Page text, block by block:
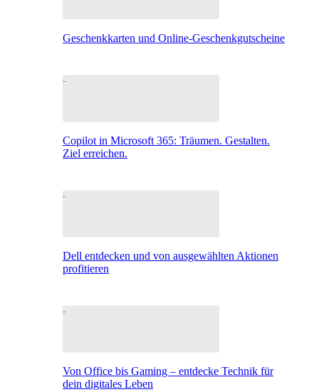
Geschenkkarten und Online-Geschenkgutscheine
Copilot in Microsoft 365: Träumen. Gestalten.
Ziel erreichen.
Dell entdecken und von ausgewählten Aktionen
profitieren
Von Office bis Gaming – entdecke Technik für
dein digitales Leben